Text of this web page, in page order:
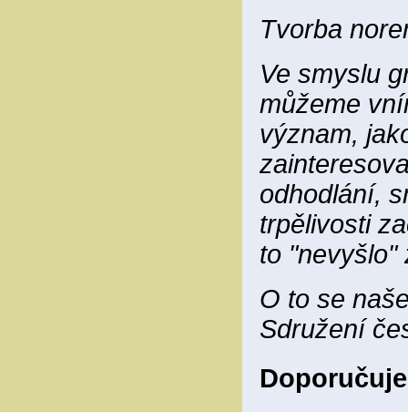
Tvorba
Ve smyslu
můžeme
význam,
odhodlání,
trpělivosti
to "nevyšlo"
O to se
Sdružení